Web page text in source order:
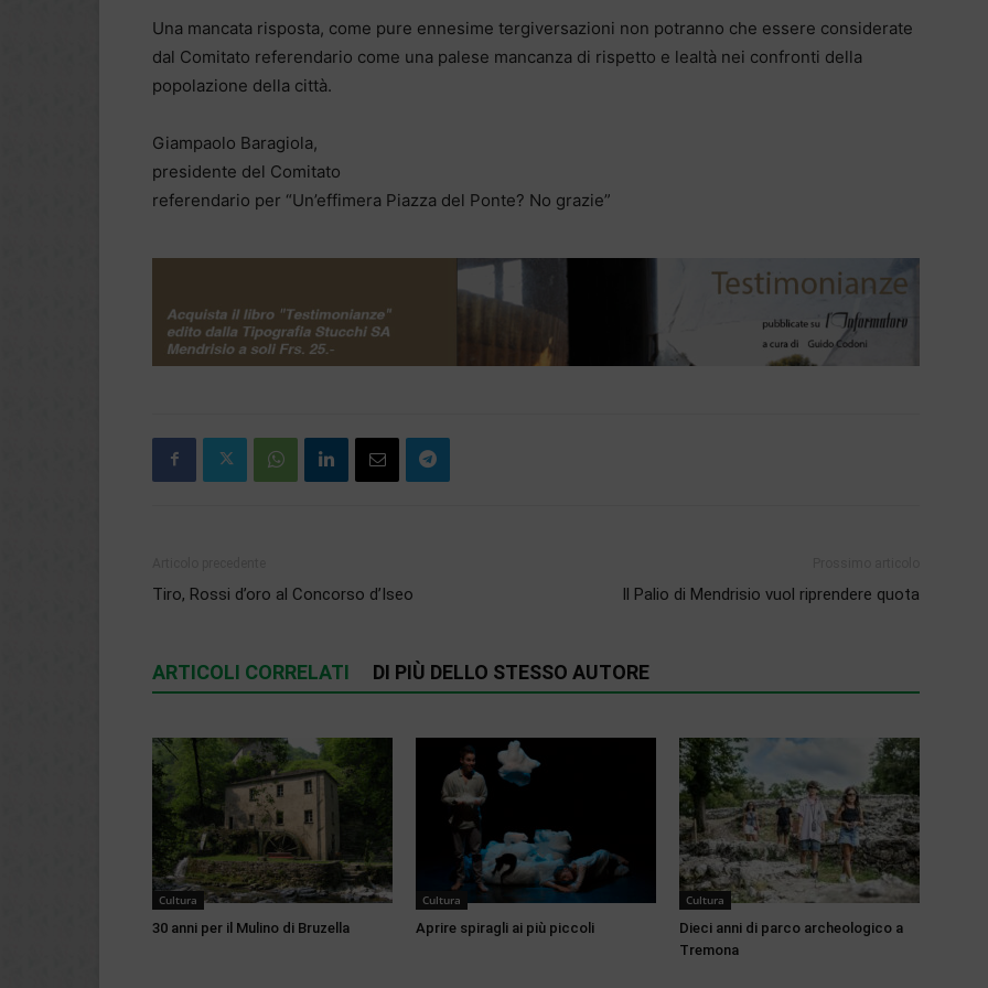
Una mancata risposta, come pure ennesime tergiversazioni non potranno che essere considerate
dal Comitato referendario come una palese mancanza di rispetto e lealtà nei confronti della
popolazione della città.
Giampaolo Baragiola,
presidente del Comitato
referendario per “Un’effimera Piazza del Ponte? No grazie”
Tiro, Rossi d’oro al Concorso d’Iseo Il Palio di Mendrisio vuol riprendere quota
ARTICOLI CORRELATI DI PIÙ DELLO STESSO AUTORE
Cultura
30 anni per il Mulino di Bruzella
Cultura
Aprire spiragli ai più piccoli
Cultura
Dieci anni di parco archeologico a
Tremona